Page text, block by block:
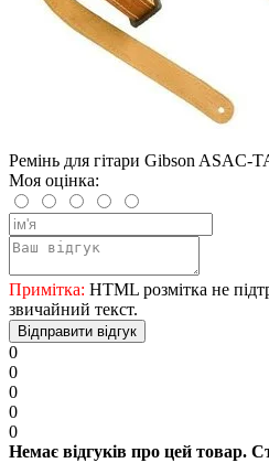
Ремінь для гітари Gibson ASAC-
Моя оцінка:
Примітка: HTML розмітка не
звичайний текст.
Відправити відгук
0
0
0
0
0
Немає відгуків про цей товар.